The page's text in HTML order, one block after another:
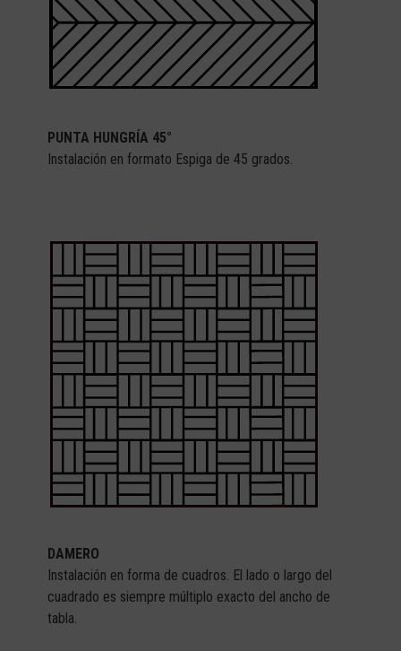
PUNTA HUNGRÍA 45°
Instalación en formato Espiga de 45 grados.
DAMERO
Instalación en forma de cuadros. El lado o largo del
cuadrado es siempre múltiplo exacto del ancho de
tabla.